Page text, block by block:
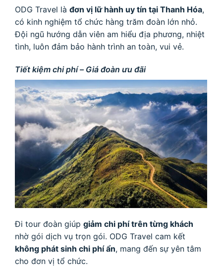
ODG Travel là đơn vị lữ hành uy tín tại Thanh Hóa
có kinh nghiệm tổ chức hàng trăm đoàn lớn nhỏ.
Đội ngũ hướng dẫn viên am hiểu địa phương, nhiệt
tình, luôn đảm bảo hành trình an toàn, vui vẻ.
Tiết kiệm chi phí – Giá đoàn ưu đãi
Đi tour đoàn giúp giảm chi phí trên từng khách
nhờ gói dịch vụ trọn gói. ODG Travel cam kết
không phát sinh chi phí ẩn , mang đến sự yên tâm
cho đơn vị tổ chức.